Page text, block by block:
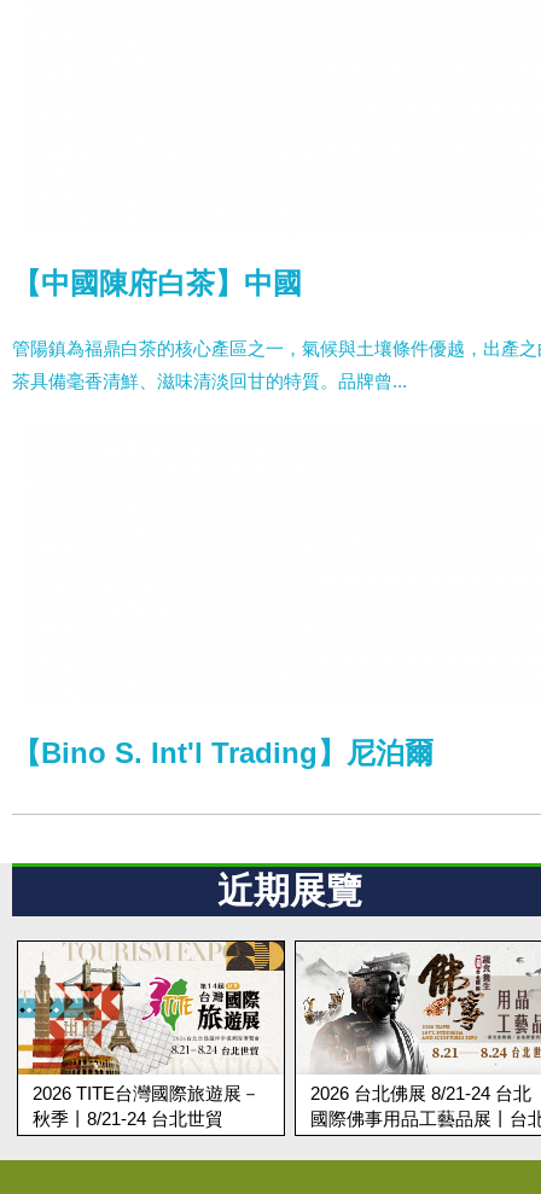
【中國陳府白茶】中國
管陽鎮為福鼎白茶的核心產區之一，氣候與土壤條件優越，出產之
茶具備毫香清鮮、滋味清淡回甘的特質。品牌曾...
【Bino S. Int'l Trading】尼泊爾
近期展覽
2026 TITE台灣國際旅遊展－
秋季丨8/21-24 台北世貿
2026 台北佛展 8/21-24 台北
國際佛事用品工藝品展丨台